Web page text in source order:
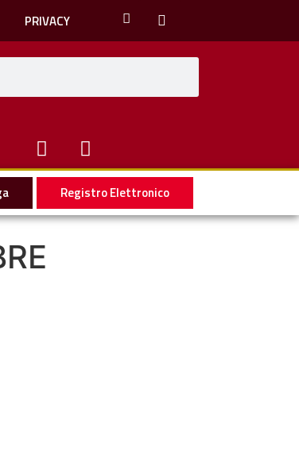
PRIVACY
Registro Elettronico